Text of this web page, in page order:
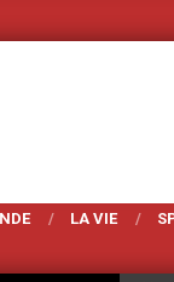
LA VIE